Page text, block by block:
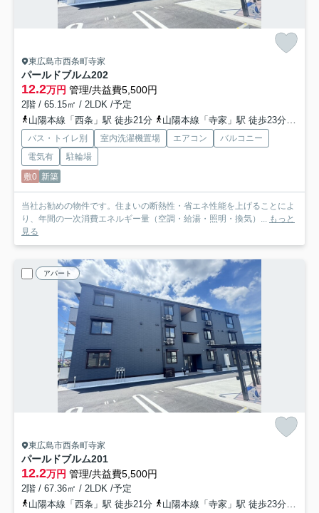
東広島市西条町寺家
パールドブルム202
12.2万円 管理/共益費5,500円
2階 / 65.15㎡ / 2LDK /予定
山陽本線「西条」駅 徒歩21分
山陽本線「寺家」駅 徒歩23分
バス・トイレ別 室内洗濯機置場 エアコン
バルコニー
電気有
駐輪場
敷0 新築
当社お勧めの物件です。住まいの断熱性・省エネ性能を上げることによ
り、年間の一次消費エネルギー量（空調・給湯・照明・換気）... もっと
見る
アパート
東広島市西条町寺家
パールドブルム201
12.2万円 管理/共益費5,500円
2階 / 67.36㎡ / 2LDK /予定
山陽本線「西条」駅 徒歩21分
山陽本線「寺家」駅 徒歩23分